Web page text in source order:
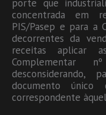
porte que
concentrada em
PIS/Pasep e para a
decorrentes da
receitas aplicar
Complementar
documento único
correspondente